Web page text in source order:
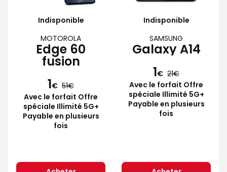
Indisponible
MOTOROLA
Edge 60
fusion
1€ 51
Avec le forfait Offre
spéciale Illimité 5G+
Payable en plusieurs
fois
Indisponible
SAMSUNG
Galaxy A14
1€ 21
Avec le forfait Offre
spéciale Illimité 5G+
Payable en plusieurs
fois